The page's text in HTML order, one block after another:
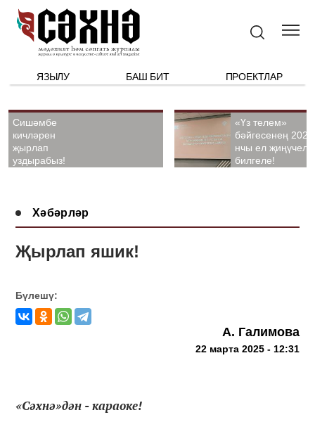
ЯЗЫЛУ БАШ БИТ ПРОЕКТЛАР
Сишәмбе
кичләрен
җырлап
уздырабыз!
«Үз телем»
бәйгесенең 2026
нчы ел
билгеле!
Хәбәрләр
Җырлап яшик!
Бүлешү:
А. Галимова
22 марта 2025 - 12:31
«Сәхнә»дән - караоке!